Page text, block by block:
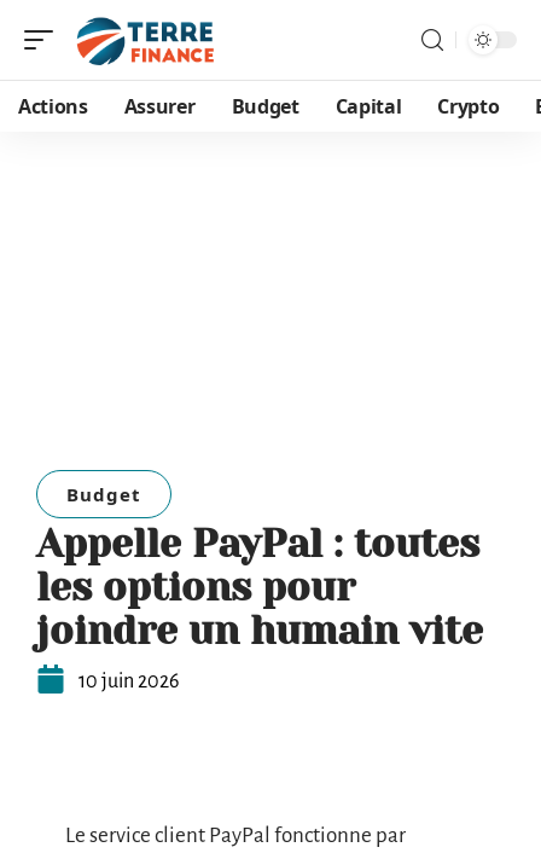
Actions Assurer Budget Capital Crypto
Budget
Appelle PayPal : toutes
les options pour
joindre un humain vite
10 juin 2026
Le service client PayPal fonctionne par